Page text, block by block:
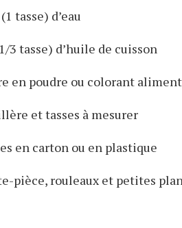
tasse) d’eau
3 tasse) d’huile de cuisson
en poudre ou colorant
et tasses à mesurer
en carton ou en plastique
pièce, rouleaux et petites